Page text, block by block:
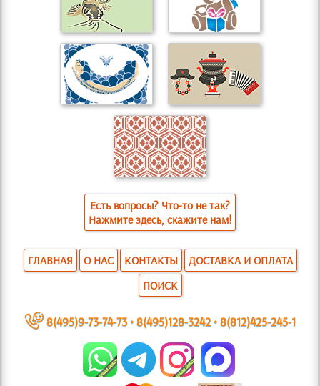
Есть вопросы? Что-то не так?
Нажмите здесь, скажите нам!
ГЛАВНАЯ О НАС КОНТАКТЫ
ДОСТАВКА И ОПЛАТА
ПОИСК
~ 8(495)9-73-74-73•8(495)128-3242•8(812)425-245-1